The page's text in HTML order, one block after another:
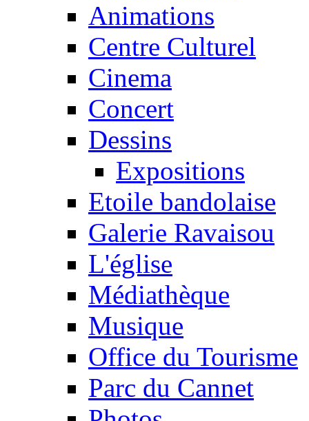
Animations
Centre Culturel
Cinema
Concert
Dessins
Expositions
Etoile bandolaise
Galerie Ravaisou
L'église
Médiathèque
Musique
Office du Tourisme
Parc du Cannet